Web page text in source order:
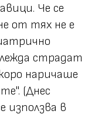
Че се
от тях не е
страдат
наричаше
(Днес
използва в